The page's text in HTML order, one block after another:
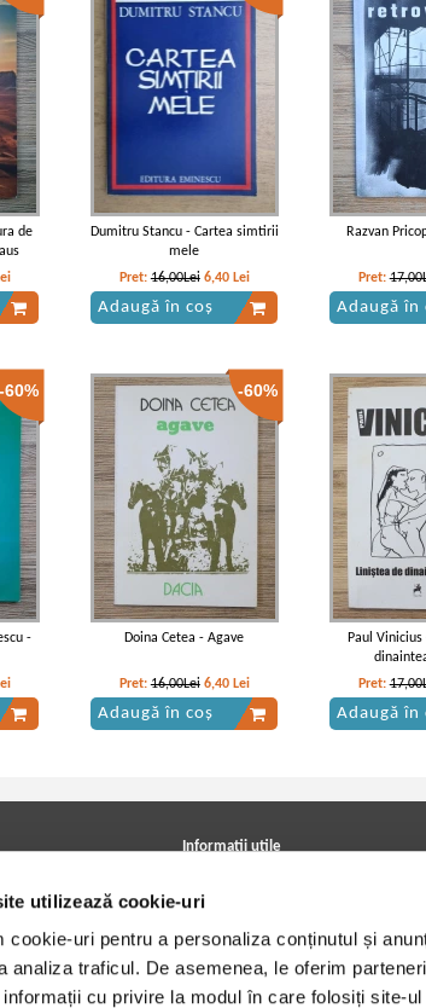
utilizează cookie-uri
cookie-uri pentru a personaliza conținutul și
analiza traficul. De asemenea, le oferim
cu privire la modul în care folosiți site-
de
Dumitru Stancu - Cartea simtirii
mele
Pret:16,00Lei 6,40 Lei
Adaugă în coș
Razvan
Pret:
Adaugă în
-60%
-
-60%
Doina Cetea - Agave
Pret:16,00Lei 6,40 Lei
Adaugă în coș
Paul
Pret:
Adaugă în
Informatii utile
Achizitii viniluri, casete, CD/DVD
Cum cumpar?
Politica de livrare
Retur comenzi
Angajari - Cariere